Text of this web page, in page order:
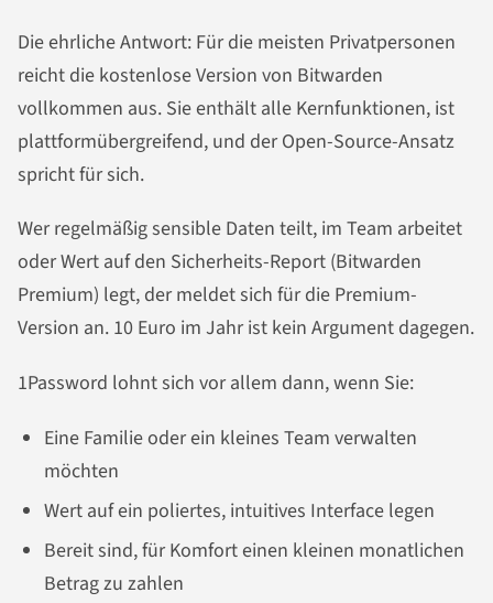
Die ehrliche Antwort: Für die meisten Privatpersonen
reicht die kostenlose Version von Bitwarden
vollkommen aus. Sie enthält alle Kernfunktionen, ist
plattformübergreifend, und der Open-Source-Ansatz
spricht für sich.
Wer regelmäßig sensible Daten teilt, im Team arbeitet
oder Wert auf den Sicherheits-Report (Bitwarden
Premium) legt, der meldet sich für die Premium-
Version an. 10 Euro im Jahr ist kein Argument dagegen.
1Password lohnt sich vor allem dann, wenn Sie:
Eine Familie oder ein kleines Team verwalten
möchten
Wert auf ein poliertes, intuitives Interface legen
Bereit sind, für Komfort einen kleinen monatlichen
Betrag zu zahlen